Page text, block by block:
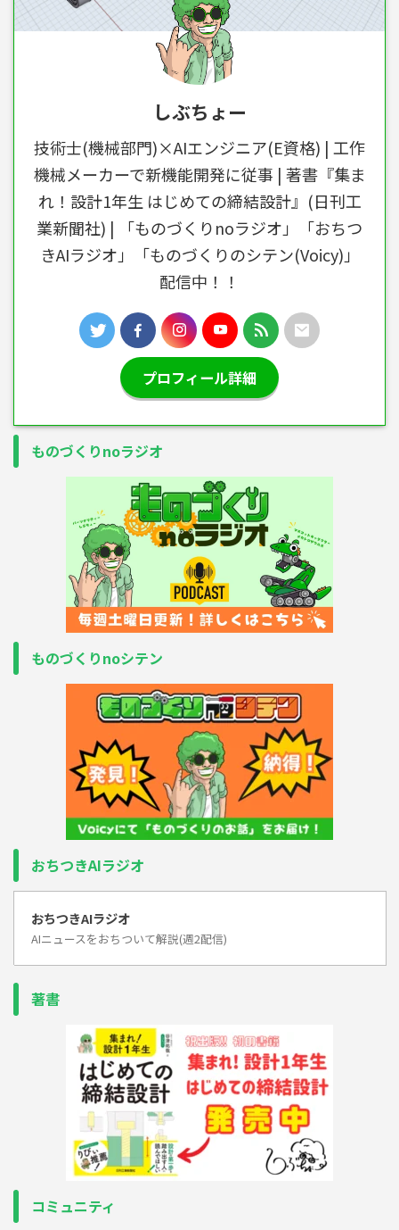
しぶちょー
技術士(機械部門)×AIエンジニア(E資格) | 工作
機械メーカーで新機能開発に従事 | 著書『集ま
れ！設計1年生 はじめての締結設計』(日刊工
業新聞社) | 「ものづくりnoラジオ」「おちつ
きAIラジオ」「ものづくりのシテン(Voicy)」
配信中！！
プロフィール詳細
ものづくりnoラジオ
ものづくりnoシテン
おちつきAIラジオ
おちつきAIラジオ
AIニュースをおちついて解説(週2配信)
著書
コミュニティ